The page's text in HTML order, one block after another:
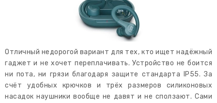
Отличный недорогой вариант для тех, кто ищет надёжный
гаджет и не хочет переплачивать. Устройство не боится
ни пота, ни грязи благодаря защите стандарта IP55. За
счёт удобных крючков и трёх размеров силиконовых
насадок наушники вообще не давят и не сползают. Сами